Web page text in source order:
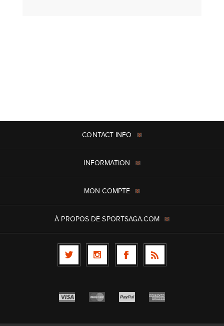
CONTACT INFO
INFORMATION
MON COMPTE
À PROPOS DE SPORTSAGA.COM